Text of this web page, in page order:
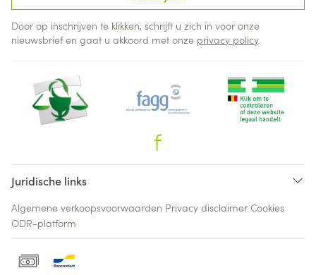
Door op inschrijven te klikken, schrijft u zich in voor onze
nieuwsbrief en gaat u akkoord met onze privacy policy.
Juridische links
Algemene verkoopsvoorwaarden Privacy disclaimer Cookies
ODR-platform